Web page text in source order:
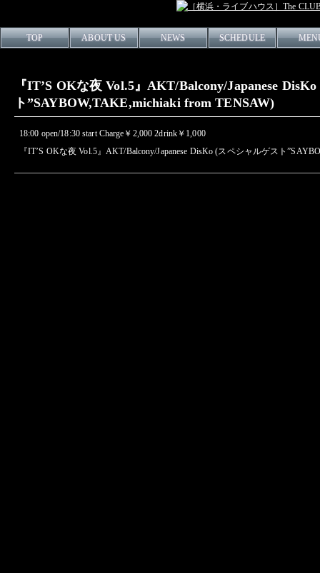
TOP ABOUT US NEWS SCHEDULE
『IT’S OKな夜 Vol.5』AKT/Balcony/Japanese
ト”SAYBOW,TAKE,michiaki from TENSAW)
18:00 open/18:30 start Charge￥2,000 2drink￥1,000
『IT’S OKな夜 Vol.5』AKT/Balcony/Japanese DisKo (スペシャルゲスト